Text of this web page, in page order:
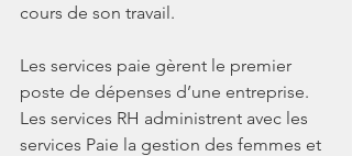
cours de son travail.
Les services paie gèrent le premier
poste de dépenses d’une entreprise.
Les services RH administrent avec les
services Paie la gestion des femmes et